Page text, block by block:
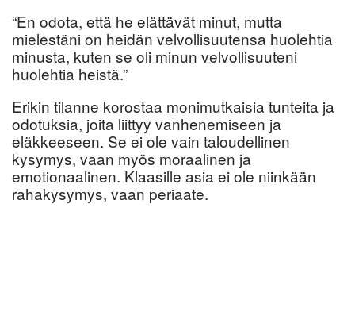
“En odota, että he elättävät minut, mutta
mielestäni on heidän velvollisuutensa huolehtia
minusta, kuten se oli minun velvollisuuteni
huolehtia heistä.”
Erikin tilanne korostaa monimutkaisia tunteita ja
odotuksia, joita liittyy vanhenemiseen ja
eläkkeeseen. Se ei ole vain taloudellinen
kysymys, vaan myös moraalinen ja
emotionaalinen. Klaasille asia ei ole niinkään
rahakysymys, vaan periaate.